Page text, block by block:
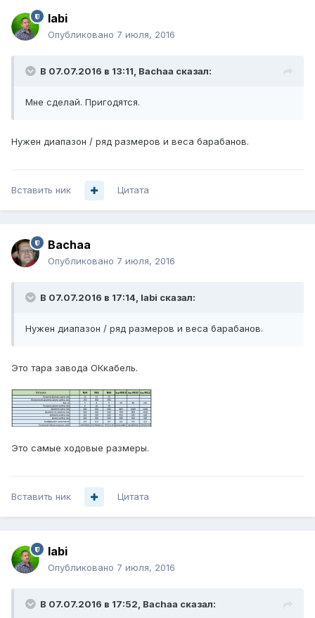
labi
Опубликовано 7 июля, 2016
В 07.07.2016 в 13:11, Bachaa сказал:
Мне сделай. Пригодятся.
Нужен диапазон / ряд размеров и веса барабанов.
Вставить ник Цитата
Bachaa
Опубликовано 7 июля, 2016
В 07.07.2016 в 17:14, labi сказал:
Нужен диапазон / ряд размеров и веса барабанов.
Это тара завода ОКкабель.
Это самые ходовые размеры.
Вставить ник Цитата
labi
Опубликовано 7 июля, 2016
В 07.07.2016 в 17:52, Bachaa сказал: